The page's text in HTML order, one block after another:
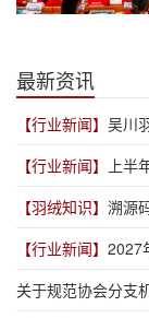
最新资讯
【行业新闻】 吴川
长
【行业新闻】 上半
【羽绒知识】 溯源
【行业新闻】 2027
业有
关于规范协会分支